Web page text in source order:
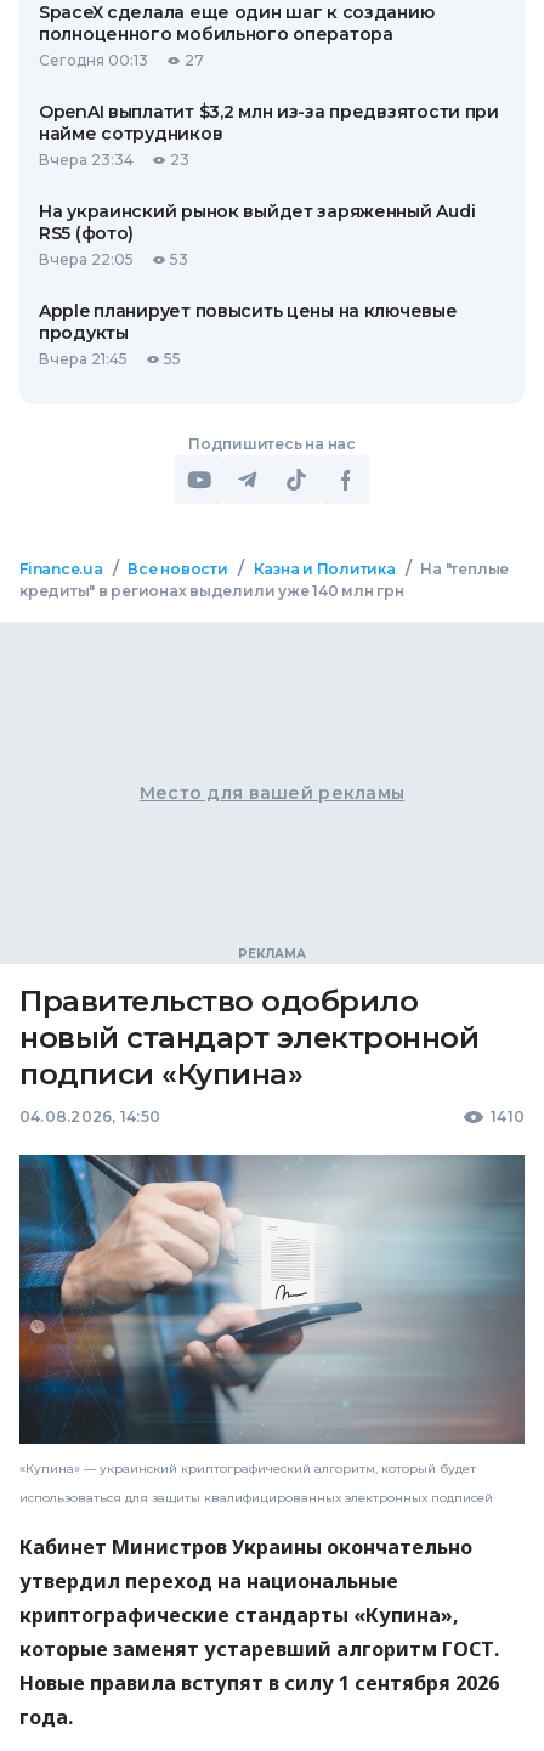
SpaceX сделала еще один шаг к созданию
полноценного мобильного оператора
Сегодня 00:13 27
OpenAI выплатит $3,2 млн из-за предвзятости при
найме сотрудников
Вчера 23:34 23
На украинский рынок выйдет заряженный Audi
RS5 (фото)
Вчера 22:05 53
Apple планирует повысить цены на ключевые
продукты
Вчера 21:45 55
Подпишитесь на нас
Finance.ua / Все новости / Казна и Политика / На "теплые
кредиты" в регионах выделили уже 140 млн грн
Место для вашей рекламы
Правительство одобрило
новый стандарт электронной
подписи «Купина»
04.08.2026, 14:50 1410
«Купина» — украинский криптографический алгоритм, который будет
использоваться для защиты квалифицированных электронных подписей
Кабинет Министров Украины окончательно
утвердил переход на национальные
криптографические стандарты «Купина»,
которые заменят устаревший алгоритм ГОСТ.
Новые правила вступят в силу 1 сентября 2026
года.